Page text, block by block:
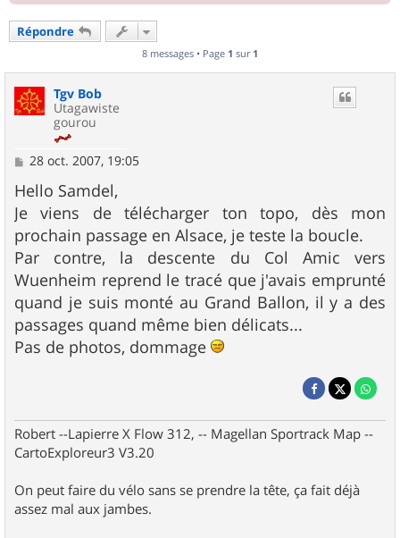
Répondre
8 messages • Page 1 sur 1
Tgv Bob
Utagawiste
gourou
M
s
s
a
g
e
28 oct. 2007, 19:05
Hello Samdel,
Je viens de télécharger ton topo, dès mon
prochain passage en Alsace, je teste la boucle.
Par contre, la descente du Col Amic vers
Wuenheim reprend le tracé que j'avais emprunté
quand je suis monté au Grand Ballon, il y a des
passages quand même bien délicats...
Pas de photos, dommage
Robert --Lapierre X Flow 312, -- Magellan Sportrack Map --
CartoExploreur3 V3.20
On peut faire du vélo sans se prendre la tête, ça fait déjà
assez mal aux jambes.